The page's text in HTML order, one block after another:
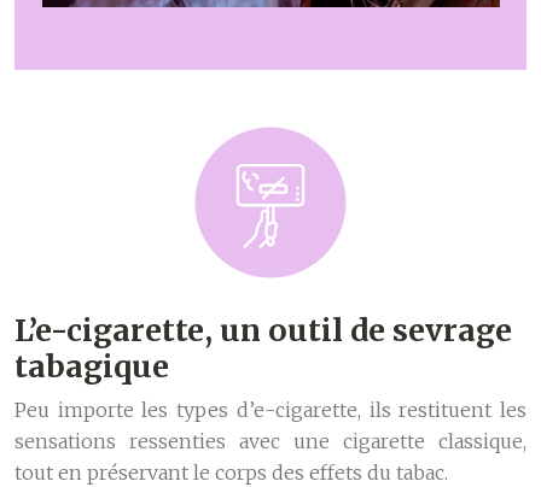
L’e-cigarette, un outil de sevrage
tabagique
Peu importe les types d’e-cigarette, ils restituent les
sensations ressenties avec une cigarette classique,
tout en préservant le corps des effets du tabac.